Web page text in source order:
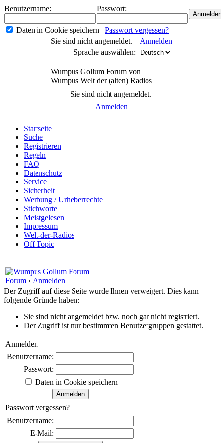
Benutzername: Passwort:
Daten in Cookie speichern | Passwort vergessen?
Sie sind nicht angemeldet. | Anmelden
Sprache auswählen:
Wumpus Gollum Forum von
Wumpus Welt der (alten) Radios
Sie sind nicht angemeldet.
Anmelden
Startseite
Suche
Registrieren
Regeln
FAQ
Datenschutz
Service
Sicherheit
Werbung / Urheberrechte
Stichworte
Meistgelesen
Impressum
Welt-der-Radios
Off Topic
Forum › Anmelden
Der Zugriff auf diese Seite wurde Ihnen verweigert. Dies kann
folgende Gründe haben:
Sie sind nicht angemeldet bzw. noch gar nicht registriert.
Der Zugriff ist nur bestimmten Benutzergruppen gestattet.
Anmelden
Benutzername:
Passwort:
Daten in Cookie speichern
Passwort vergessen?
Benutzername:
E-Mail: